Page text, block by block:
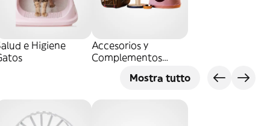
e Higiene
Accesorios y
Complementos
Mostra tutto